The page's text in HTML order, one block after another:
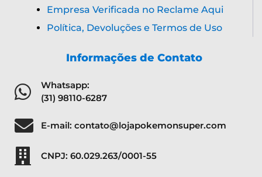
Empresa Verificada no Reclame Aqui
Política, Devoluções e Termos de Uso
Informações de Contato
Whatsapp:
(31) 98110-6287
E-mail: contato@lojapokemonsuper.com
CNPJ: 60.029.263/0001-55